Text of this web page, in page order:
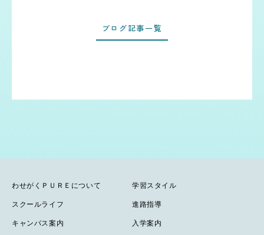
ブログ記事一覧
わせがくＰＵＲＥについて 学習スタイル
スクールライフ 進路指導
キャンパス案内 入学案内